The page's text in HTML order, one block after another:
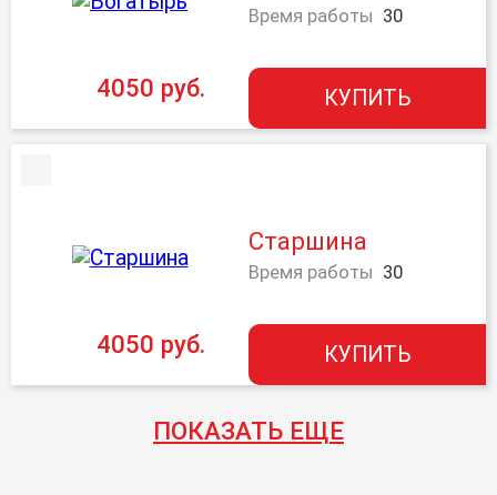
Время работы 30
4050 руб. КУПИТЬ
Старшина
Время работы 30
4050 руб. КУПИТЬ
ПОКАЗАТЬ ЕЩЕ